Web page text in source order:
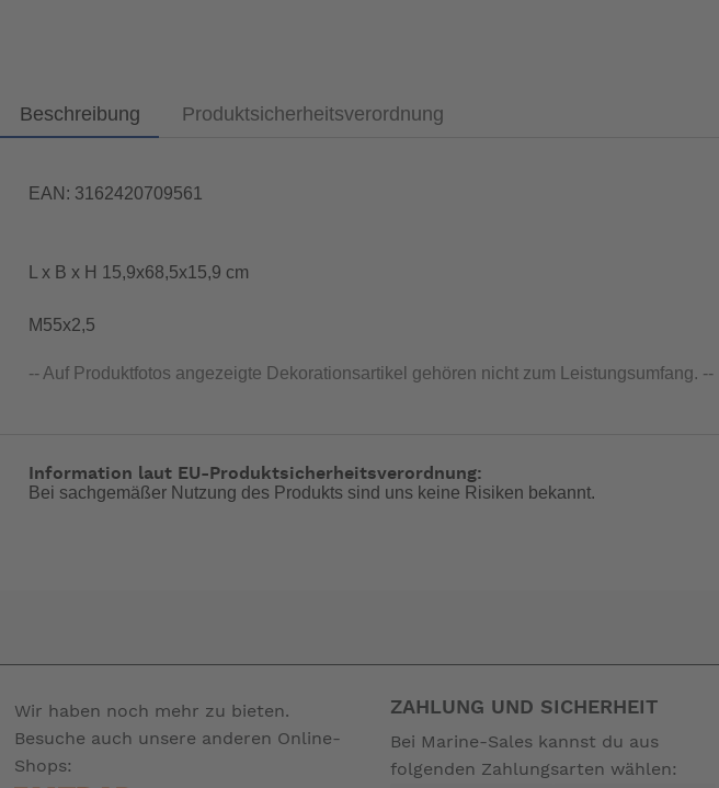
Beschreibung Produktsicherheitsverordnung
EAN: 3162420709561
L x B x H 15,9x68,5x15,9 cm
M55x2,5
-- Auf Produktfotos angezeigte Dekorationsartikel gehören nicht zum Leistungsumfang. --
Information laut EU-Produktsicherheitsverordnung:
Bei sachgemäßer Nutzung des Produkts sind uns keine Risiken bekannt.
Wir haben noch mehr zu bieten.
Besuche auch unsere anderen Online-
Shops:
ZAHLUNG UND SICHERHEIT
Bei Marine-Sales kannst du aus
folgenden Zahlungsarten wählen: